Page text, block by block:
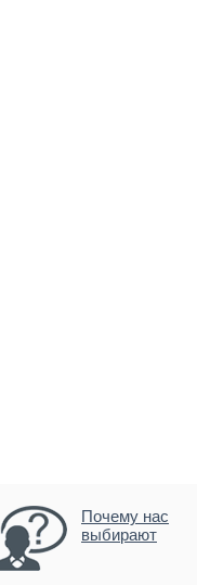
Почему нас
выбирают